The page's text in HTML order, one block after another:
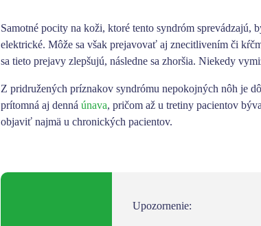
Samotné pocity na koži, ktoré tento syndróm sprevádzajú,
elektrické. Môže sa však prejavovať aj znecitlivením či
sa tieto prejavy zlepšujú, následne sa zhoršia. Niekedy
Z pridružených príznakov syndrómu nepokojných nôh je
prítomná aj denná únava, pričom až u tretiny pacientov
objaviť najmä u chronických pacientov.
Upozornenie: